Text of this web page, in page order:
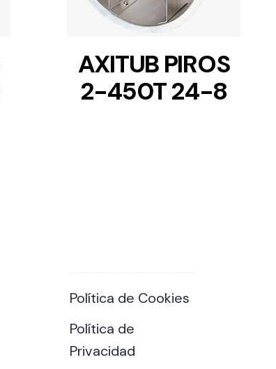
AXITUB PIROS
2-450T 24-8
Política de Cookies
Política de
Privacidad